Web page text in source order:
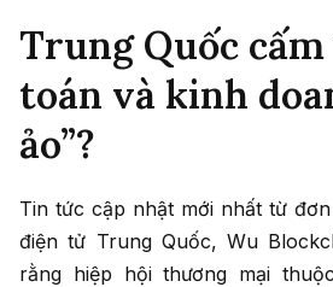
Trung Quốc
toán và kinh
ảo”?
Tin tức cập nhật mới nhất từ
điện tử Trung Quốc, Wu
rằng hiệp hội thương mại